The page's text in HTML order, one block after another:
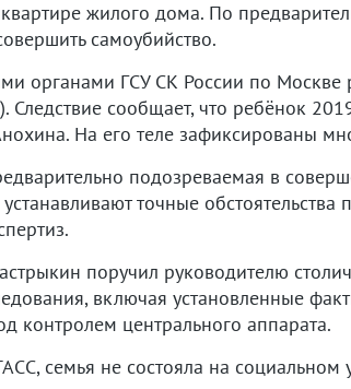
жилого дома. По
самоубийство.
органами ГСУ СК России по Москве
Следствие сообщает, что ребёнок
На его теле зафиксированы
подозреваемая в
устанавливают точные
поручил руководителю
включая установленные
контролем центрального аппарата.
семья не состояла на социальном